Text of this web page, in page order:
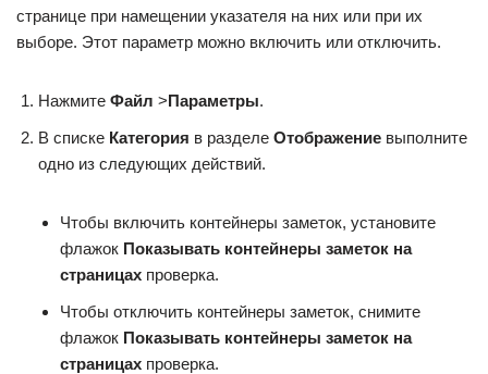
странице при намещении указателя на них или при их
выборе. Этот параметр можно включить или отключить.
Нажмите Файл >Параметры.
В списке Категория в разделе Отображение выполните
одно из следующих действий.
Чтобы включить контейнеры заметок, установите
флажок Показывать контейнеры заметок на
страницах проверка.
Чтобы отключить контейнеры заметок, снимите
флажок Показывать контейнеры заметок на
страницах проверка.